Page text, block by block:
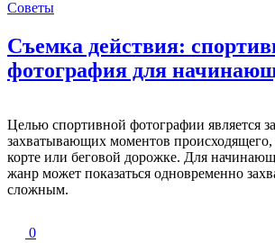
Советы
Съемка действия:
фотография для
Целью спортивной фотографии является
захватывающих моментов происходящего,
корте или беговой дорожке. Для
жанр может показаться одновременно
сложным.
0